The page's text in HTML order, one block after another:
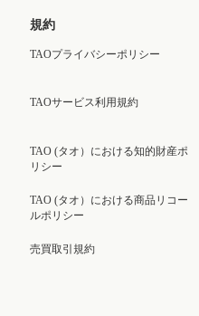
規約
TAOプライバシーポリシー
TAOサービス利用規約
TAO (タオ）における知的財産ポ
リシー
TAO (タオ）における商品リコー
ルポリシー
売買取引規約